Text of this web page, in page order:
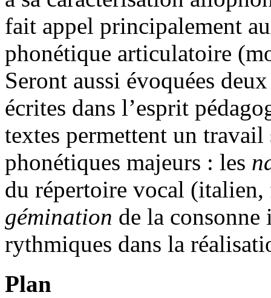
fait appel principalement
phonétique articulatoire
Seront aussi évoquées
écrites dans l’esprit
textes permettent un travail
phonétiques majeurs : les
du répertoire vocal (italien,
gémination de la consonne
rythmiques dans la
Plan